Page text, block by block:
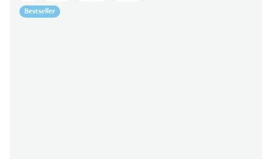
Bestseller